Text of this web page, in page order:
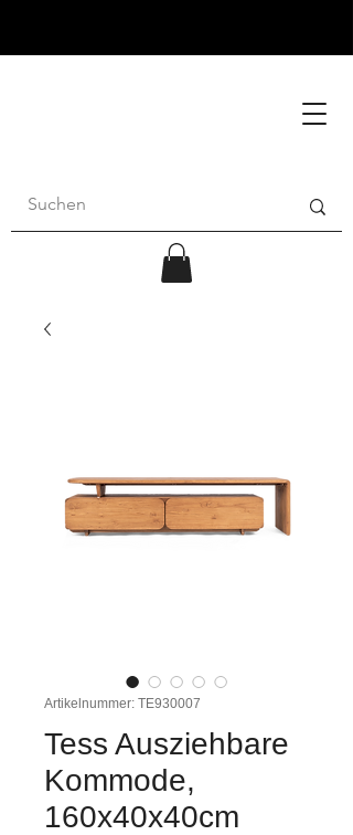
Artikelnummer: TE930007
Tess Ausziehbare
Kommode,
160x40x40cm